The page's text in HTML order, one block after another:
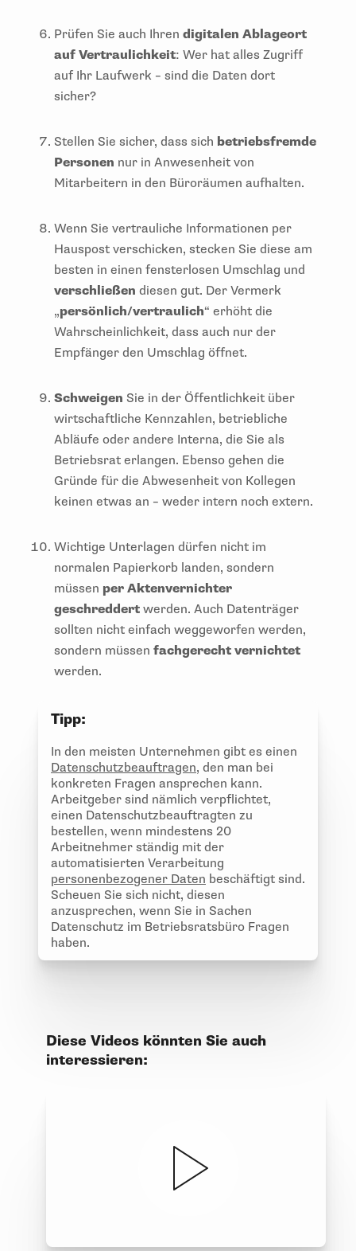
Prüfen Sie auch Ihren digitalen Ablageort
auf Vertraulichkeit: Wer hat alles Zugriff
auf Ihr Laufwerk – sind die Daten dort
sicher?
Stellen Sie sicher, dass sich betriebsfremde
Personen nur in Anwesenheit von
Mitarbeitern in den Büroräumen aufhalten.
Wenn Sie vertrauliche Informationen per
Hauspost verschicken, stecken Sie diese am
besten in einen fensterlosen Umschlag und
verschließen diesen gut. Der Vermerk
„persönlich/vertraulich“ erhöht die
Wahrscheinlichkeit, dass auch nur der
Empfänger den Umschlag öffnet.
Schweigen Sie in der Öffentlichkeit über
wirtschaftliche Kennzahlen, betriebliche
Abläufe oder andere Interna, die Sie als
Betriebsrat erlangen. Ebenso gehen die
Gründe für die Abwesenheit von Kollegen
keinen etwas an – weder intern noch extern.
Wichtige Unterlagen dürfen nicht im
normalen Papierkorb landen, sondern
müssen per Aktenvernichter
geschreddert werden. Auch Datenträger
sollten nicht einfach weggeworfen werden,
sondern müssen fachgerecht vernichtet
werden.
Tipp:
In den meisten Unternehmen gibt es einen
Datenschutzbeauftragen, den man bei
konkreten Fragen ansprechen kann.
Arbeitgeber sind nämlich verpflichtet,
einen Datenschutzbeauftragten zu
bestellen, wenn mindestens 20
Arbeitnehmer ständig mit der
automatisierten Verarbeitung
personenbezogener Daten beschäftigt sind.
Scheuen Sie sich nicht, diesen
anzusprechen, wenn Sie in Sachen
Datenschutz im Betriebsratsbüro Fragen
haben.
Diese Videos könnten Sie auch
interessieren: